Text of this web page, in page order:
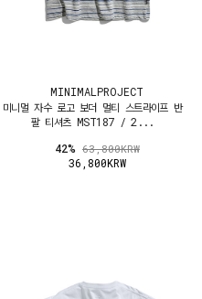
MINIMALPROJECT
미니멀 자수 로고 보더 멀티 스트라이프 반
팔 티셔츠 MST187 / 2...
42% 63,800KRW
36,800KRW